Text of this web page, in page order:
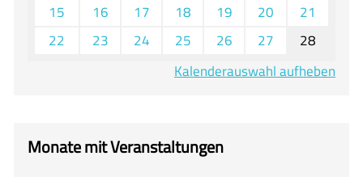
Unser Unterricht - Fachcurricula
Unsere Konzepte
15
16 17 18 19 20
21
22
23 24 25 26 27
28
Kalenderauswahl aufheben
Monate mit Veranstaltungen